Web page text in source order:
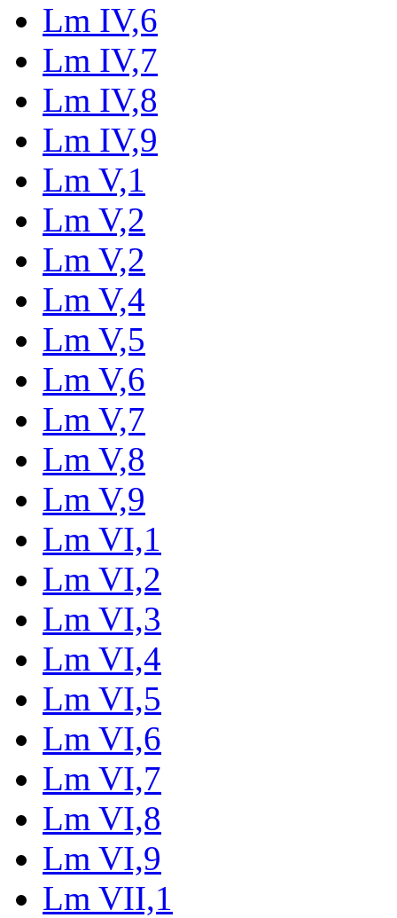
Lm IV,6
Lm IV,7
Lm IV,8
Lm IV,9
Lm V,1
Lm V,2
Lm V,2
Lm V,4
Lm V,5
Lm V,6
Lm V,7
Lm V,8
Lm V,9
Lm VI,1
Lm VI,2
Lm VI,3
Lm VI,4
Lm VI,5
Lm VI,6
Lm VI,7
Lm VI,8
Lm VI,9
Lm VII,1